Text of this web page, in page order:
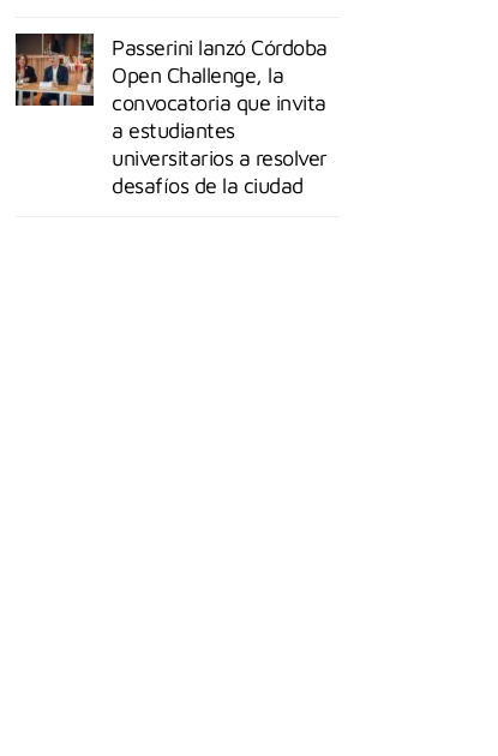
Passerini lanzó Córdoba
Open Challenge, la
convocatoria que invita
a estudiantes
universitarios a resolver
desafíos de la ciudad